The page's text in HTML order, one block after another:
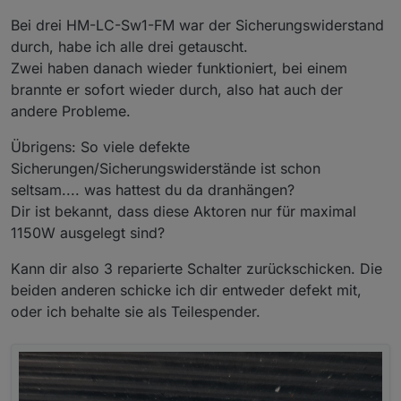
Bei drei HM-LC-Sw1-FM war der Sicherungswiderstand
durch, habe ich alle drei getauscht.
Zwei haben danach wieder funktioniert, bei einem
brannte er sofort wieder durch, also hat auch der
andere Probleme.
Übrigens: So viele defekte
Sicherungen/Sicherungswiderstände ist schon
seltsam.... was hattest du da dranhängen?
Dir ist bekannt, dass diese Aktoren nur für maximal
1150W ausgelegt sind?
Kann dir also 3 reparierte Schalter zurückschicken. Die
beiden anderen schicke ich dir entweder defekt mit,
oder ich behalte sie als Teilespender.